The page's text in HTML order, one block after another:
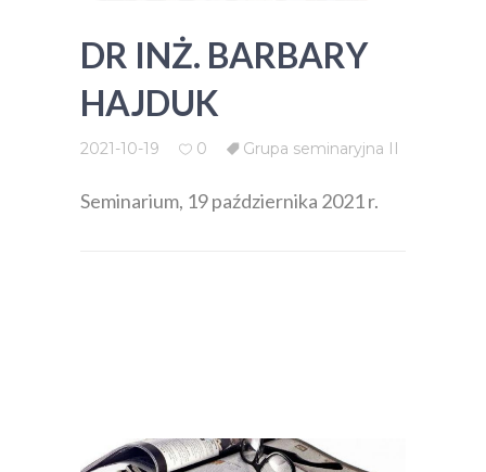
DR INŻ. BARBARY
HAJDUK
2021-10-19 0 Grupa seminaryjna II
Seminarium, 19 października 2021 r.